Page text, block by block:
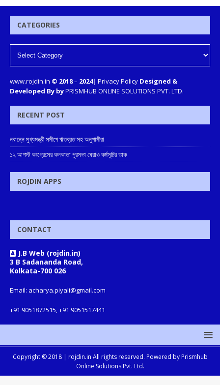
CATEGORIES
www.rojdin.in © 2018– 2024| Privacy Policy Designed &
Developed By byPRISMHUB ONLINE SOLUTIONS PVT. LTD.
RECENT POST
নবান্নে মুখ্যমন্ত্রী সমীপে ঋতব্রত সহ অনুগামীরা
১২ আগস্ট কংগ্রেসের কলকাতা পুরসভা ঘেরাও কর্মসূচির ডাক
ROJDIN APPS
CONTACT
J.B Web (rojdin.in)
3 B Sadananda Road,
Kolkata-700 026
Email: acharya.piyali@gmail.com
+91 9051872515, +91 9051517441
Copyright © 2018 | rojdin.in All rights reserved. Powered by Prismhub
Online Solutions Pvt. Ltd.